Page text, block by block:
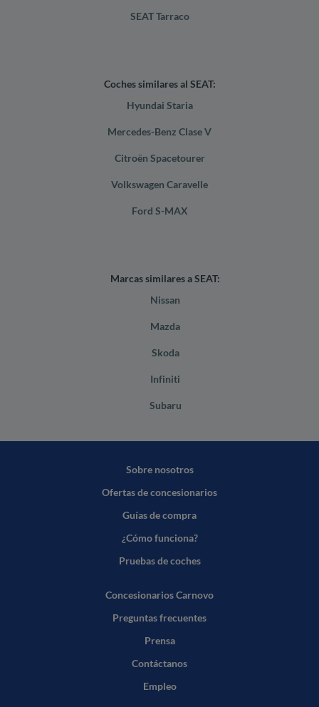
SEAT Tarraco
Coches similares al SEAT:
Hyundai Staria
Mercedes-Benz Clase V
Citroën Spacetourer
Volkswagen Caravelle
Ford S-MAX
Marcas similares a SEAT:
Nissan
Mazda
Skoda
Infiniti
Subaru
Sobre nosotros
Ofertas de concesionarios
Guías de compra
¿Cómo funciona?
Pruebas de coches
Concesionarios Carnovo
Preguntas frecuentes
Prensa
Contáctanos
Empleo